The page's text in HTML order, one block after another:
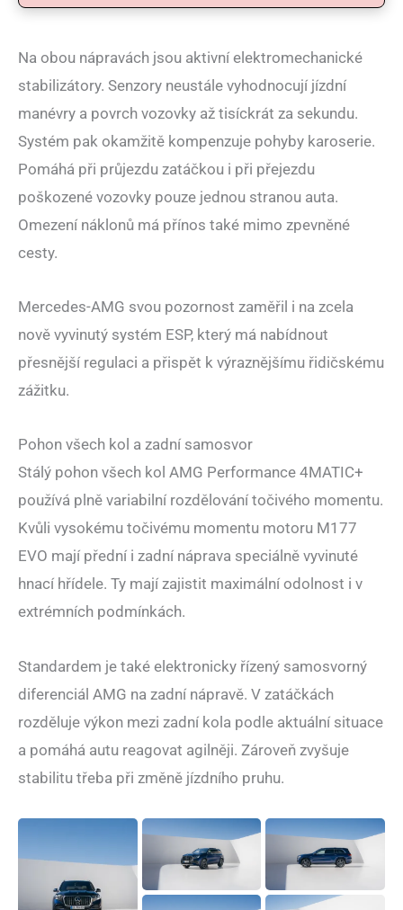
Na obou nápravách jsou aktivní elektromechanické
stabilizátory. Senzory neustále vyhodnocují jízdní
manévry a povrch vozovky až tisíckrát za sekundu.
Systém pak okamžitě kompenzuje pohyby karoserie.
Pomáhá při průjezdu zatáčkou i při přejezdu
poškozené vozovky pouze jednou stranou auta.
Omezení náklonů má přínos také mimo zpevněné
cesty.
Mercedes-AMG svou pozornost zaměřil i na zcela
nově vyvinutý systém ESP, který má nabídnout
přesnější regulaci a přispět k výraznějšímu řidičskému
zážitku.
Pohon všech kol a zadní samosvor
Stálý pohon všech kol AMG Performance 4MATIC+
používá plně variabilní rozdělování točivého momentu.
Kvůli vysokému točivému momentu motoru M177
EVO mají přední i zadní náprava speciálně vyvinuté
hnací hřídele. Ty mají zajistit maximální odolnost i v
extrémních podmínkách.
Standardem je také elektronicky řízený samosvorný
diferenciál AMG na zadní nápravě. V zatáčkách
rozděluje výkon mezi zadní kola podle aktuální situace
a pomáhá autu reagovat agilněji. Zároveň zvyšuje
stabilitu třeba při změně jízdního pruhu.